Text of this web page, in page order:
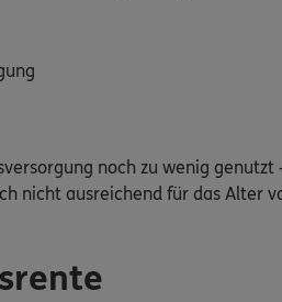
noch zu wenig
nicht ausreichend für das Alter